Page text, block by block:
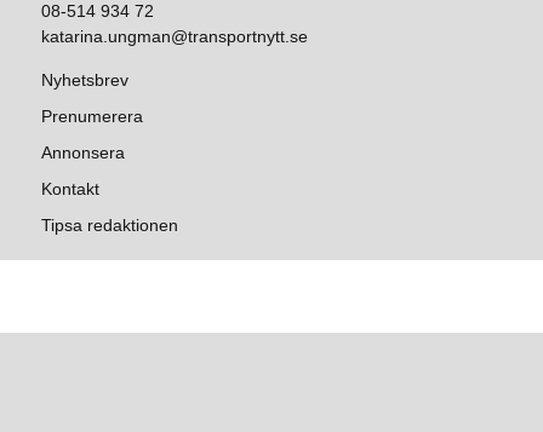
08-514 934 72
katarina.ungman@transportnytt.se
Nyhetsbrev
Prenumerera
Annonsera
Kontakt
Tipsa redaktionen